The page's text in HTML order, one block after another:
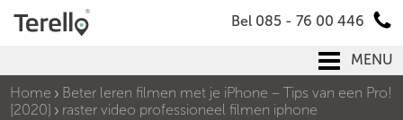
Bel 085 - 76 00 446
MENU
Home
Beter leren filmen met je iPhone – Tips van een Pro!
[2020]
raster video professioneel filmen iphone